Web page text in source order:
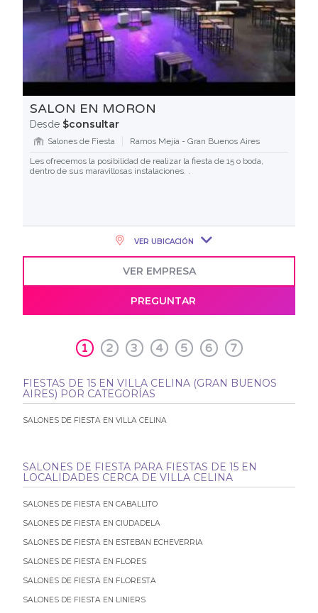
SALON EN MORON
Desde $consultar
Salones de Fiesta
Ramos Mejía - Gran Buenos Aires
Les ofrecemos la posibilidad de realizar la fiesta de 15 o boda,
dentro de sus maravillosas instalaciones. .
VER UBICACIÓN
VER EMPRESA
PREGUNTAR
1 2 3 4 5 6 7
FIESTAS DE 15 EN VILLA CELINA (GRAN BUENOS
AIRES) POR CATEGORÍAS
SALONES DE FIESTA EN VILLA CELINA
SALONES DE FIESTA PARA FIESTAS DE 15 EN
LOCALIDADES CERCA DE VILLA CELINA
SALONES DE FIESTA EN CABALLITO
SALONES DE FIESTA EN CIUDADELA
SALONES DE FIESTA EN ESTEBAN ECHEVERRIA
SALONES DE FIESTA EN FLORES
SALONES DE FIESTA EN FLORESTA
SALONES DE FIESTA EN LINIERS